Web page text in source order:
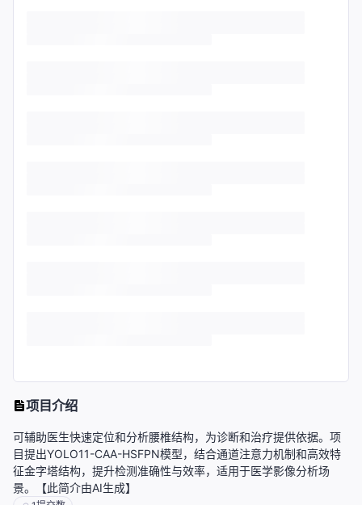
项目介绍
可辅助医生快速定位和分析腰椎结构，为诊断和治疗提供依据。项
目提出YOLO11-CAA-HSFPN模型，结合通道注意力机制和高效特
征金字塔结构，提升检测准确性与效率，适用于医学影像分析场
景。【此简介由AI生成】